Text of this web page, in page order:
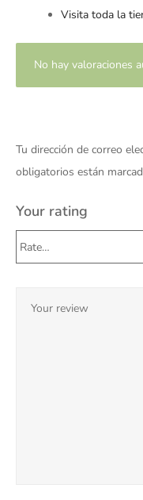
Visita toda la
No hay valoraciones
Tu dirección de correo
obligatorios están
Your rating